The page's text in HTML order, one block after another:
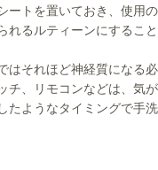
トを置いておき、使用
るルティーンにすること
それほど神経質になる必
チ、リモコンなどは、気
たようなタイミングで手